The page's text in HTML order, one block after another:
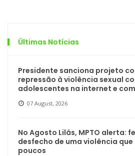
Últimas Notícias
Presidente sanciona projeto
repressão à violência sexual
adolescentes na internet e
07 August, 2026
No Agosto Lilás, MPTO alerta:
desfecho de uma violência
poucos